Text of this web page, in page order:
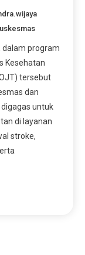
dalam program
Kesehatan
tersebut
dan
untuk
di layanan
stroke,